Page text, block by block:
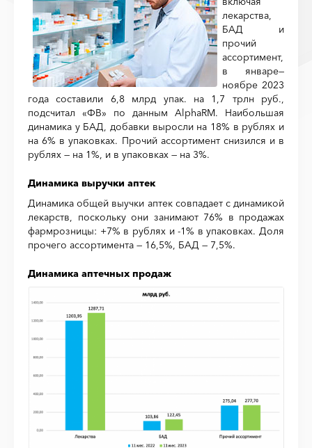
лекарства,
БАД и
прочий
ассортимент,
в январе—
ноябре 2023
года составили 6,8 млрд упак. на 1,7 трлн руб.,
подсчитал «ФВ» по данным AlphaRM. Наибольшая
динамика у БАД, добавки выросли на 18% в рублях и
на 6% в упаковках. Прочий ассортимент снизился и в
рублях — на 1%, и в упаковках — на 3%.
Динамика выручки аптек
Динамика общей выучки аптек совпадает с динамикой
лекарств, поскольку они занимают 76% в продажах
фармрозницы: +7% в рублях и -1% в упаковках. Доля
прочего ассортимента — 16,5%, БАД — 7,5%.
Динамика аптечных продаж